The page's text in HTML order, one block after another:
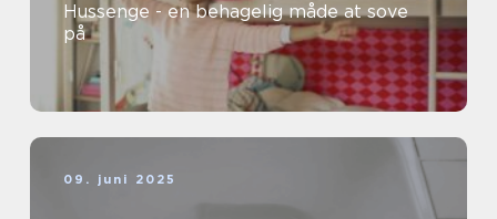
Hussenge - en behagelig måde at sove
på
09. juni 2025